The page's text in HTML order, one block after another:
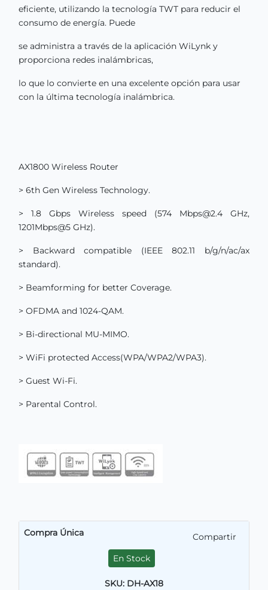
eficiente, utilizando la tecnología TWT para reducir el
consumo de energía. Puede
se administra a través de la aplicación WiLynk y
proporciona redes inalámbricas,
lo que lo convierte en una excelente opción para usar
con la última tecnología inalámbrica.
AX1800 Wireless Router
> 6th Gen Wireless Technology.
> 1.8 Gbps Wireless speed (574 Mbps@2.4 GHz,
1201Mbps@5 GHz).
> Backward compatible (IEEE 802.11 b/g/n/ac/ax
standard).
> Beamforming for better Coverage.
> OFDMA and 1024-QAM.
> Bi-directional MU-MIMO.
> WiFi protected Access(WPA/WPA2/WPA3).
> Guest Wi-Fi.
> Parental Control.
Compra Única
Compartir
En Stock
SKU: DH-AX18